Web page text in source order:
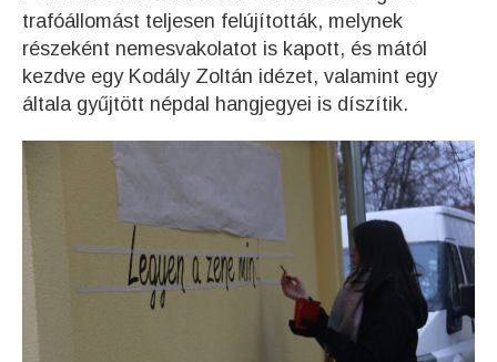
trafóállomást teljesen felújították, melynek
részeként nemesvakolatot is kapott, és mától
kezdve egy Kodály Zoltán idézet, valamint egy
általa gyűjtött népdal hangjegyei is díszítik.